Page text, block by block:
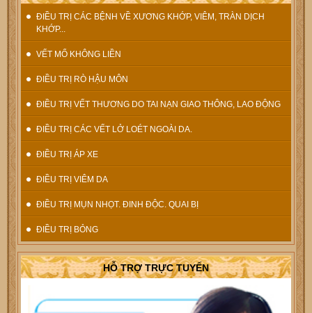
ĐIỀU TRỊ CÁC BỆNH VỀ XƯƠNG KHỚP, VIÊM, TRÀN DỊCH
KHỚP...
VẾT MỔ KHÔNG LIỀN
ĐIỀU TRỊ RÒ HẬU MÔN
ĐIỀU TRỊ VẾT THƯƠNG DO TAI NẠN GIAO THÔNG, LAO ĐỘNG
ĐIỀU TRỊ CÁC VẾT LỞ LOÉT NGOÀI DA.
ĐIỀU TRỊ ÁP XE
ĐIỀU TRỊ VIÊM DA
ĐIỀU TRỊ MỤN NHỌT. ĐINH ĐỘC. QUAI BỊ
ĐIỀU TRỊ BỎNG
HỖ TRỢ TRỰC TUYẾN